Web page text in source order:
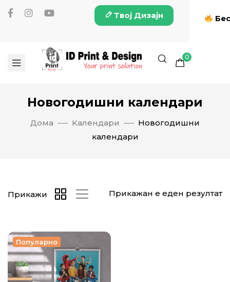
Твој Дизајн
0
Новогодишни календари
Дома Kалендари
Новогодишни
календари
Прикажан е еден резултат
Прикажи
Популарно